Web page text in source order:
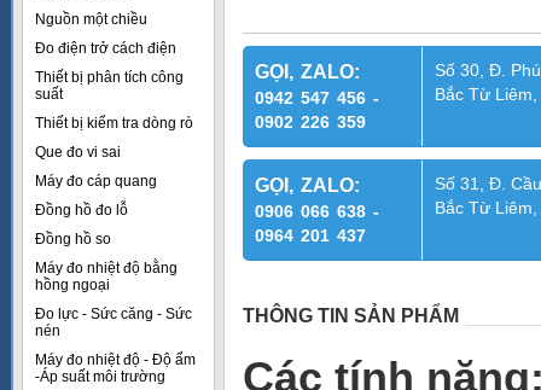
Nguồn một chiều
Đo điện trở cách điện
Thiết bị phân tích công
suất
Thiết bị kiểm tra dòng rò
Que đo vi sai
Máy đo cáp quang
Đồng hồ đo lỗ
Đồng hồ so
Máy đo nhiệt độ bằng
hồng ngoại
Đo lực - Sức căng - Sức
nén
Máy đo nhiệt độ - Độ ẩm
-Áp suất môi trường
GỌI, ZALO:
0942 547 456 -
0902 226 359
Số 30, Đ.
Bắc Từ
GỌI, ZALO:
0906 066 638 -
0964 201 437
Số 31, Đ.
Bắc Từ
THÔNG TIN SẢN PHẨM
Các tính